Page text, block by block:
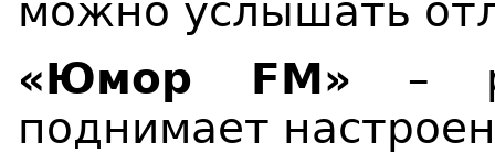
можно услышать
«Юмор FM» –
поднимает